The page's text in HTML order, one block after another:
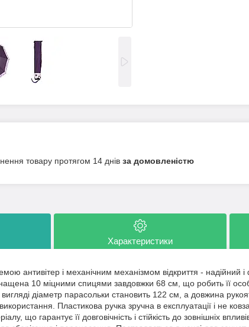
товару протягом 14 днів за домовленістю
Характеристики
антивітер і механічним механізмом відкриття - надійний
10 міцними спицями завдовжки 68 см, що робить її
вигляді діаметр парасольки становить 122 см, а довжина
Пластикова ручка зручна в експлуатації і не
що гарантує її довговічність і стійкість до зовнішніх